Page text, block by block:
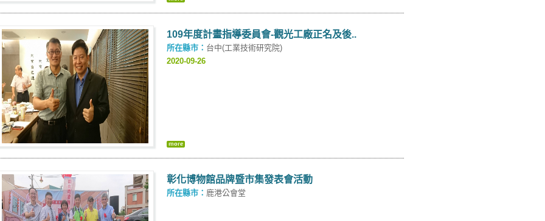
109年度計畫指導委員會-觀光工廠正名及後..
所在縣市： 台中(工業技術研究院)
2020-09-26
彰化博物館品牌暨市集發表會活動
所在縣市： 鹿港公會堂